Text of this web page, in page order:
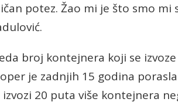
potez. Žao mi je što smo mi
broj kontejnera koji se
je zadnjih 15 godina
20 puta više kontejnera